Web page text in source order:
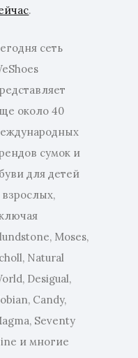
.
сеть
около 40
сумок и
для детей
взрослых,
Moses,
Natural
Desigual,
Candy,
Seventy
и многие